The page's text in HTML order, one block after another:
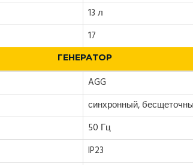
13 л
17
ГЕНЕРАТОР
AGG
синхронный,
50 Гц
IP23